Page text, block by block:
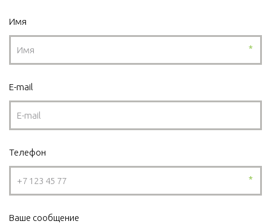
Имя
*
E-mail
Телефон
*
Ваше сообщение